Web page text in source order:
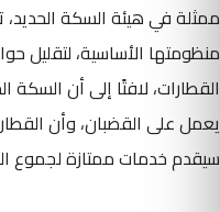
ممثلة في هيئة السكة
منظومتها الأساسية، لتقليل
القطارات، لافتًا إلى أن
يعمل على القضبان، وأن
سيقدم خدمات ممتازة لجموع